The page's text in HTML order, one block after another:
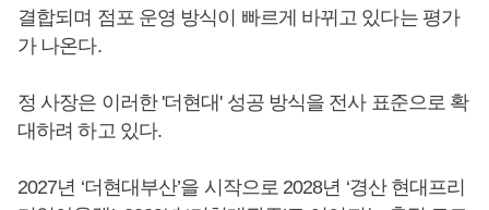
결합되며 점포 운영 방식이 빠르게 바뀌고 있다는 평가
가 나온다.
정 사장은 이러한 '더현대' 성공 방식을 전사 표준으로 확
대하려 하고 있다.
2027년 ‘더현대부산’을 시작으로 2028년 ‘경산 현대프리